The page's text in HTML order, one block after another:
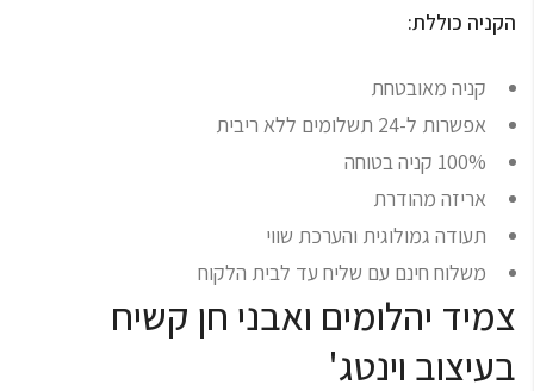
הקניה כוללת:
קניה מאובטחת
אפשרות ל-24 תשלומים ללא ריבית
100% קניה בטוחה
אריזה מהודרת
תעודה גמולוגית והערכת שווי
משלוח חינם עם שליח עד לבית הלקוח
צמיד יהלומים ואבני חן קשיח
בעיצוב וינטג'